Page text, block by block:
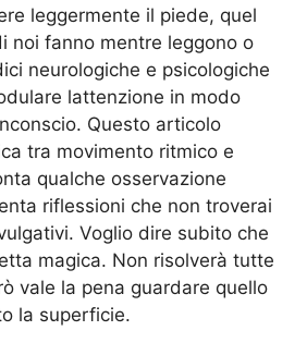
leggermente il piede, quel
noi fanno mentre leggono o
neurologiche e psicologiche
lattenzione in modo
Questo articolo
tra movimento ritmico e
qualche osservazione
riflessioni che non troverai
Voglio dire subito che
magica. Non risolverà tutte
vale la pena guardare quello
la superficie.